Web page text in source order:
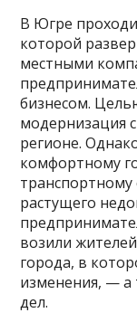
В Югре
которой
местными
бизнесом.
модернизация
регионе.
комфортному
растущего
возили
города, в
изменения, — а
дел.